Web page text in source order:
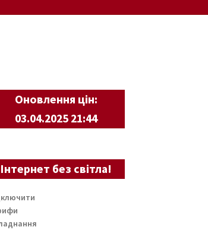
Оновлення цін:
03.04.2025 21:44
Інтернет без світла!